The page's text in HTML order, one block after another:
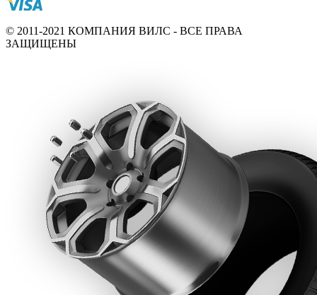
© 2011-2021 КОМПАНИЯ ВИЛС - ВСЕ ПРАВА
ЗАЩИЩЕНЫ